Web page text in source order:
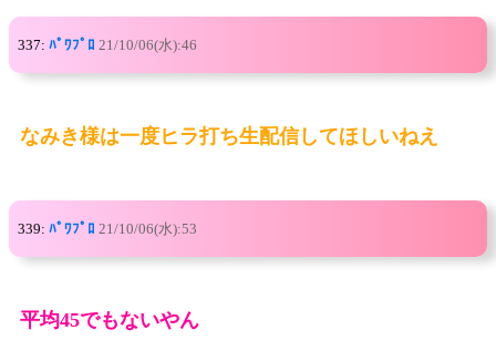
337: ﾊﾟﾜﾌﾟﾛ 21/10/06(水):46
なみき様は一度ヒラ打ち生配信してほしいねえ
339: ﾊﾟﾜﾌﾟﾛ 21/10/06(水):53
平均45でもないやん